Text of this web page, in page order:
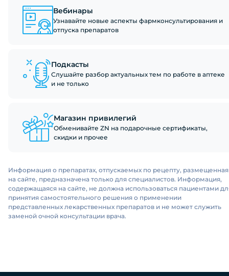
Вебинары
Узнавайте новые аспекты фармконсультирования и
отпуска препаратов
Подкасты
Слушайте разбор актуальных тем по работе в аптеке
и не только
Магазин привилегий
Обменивайте ZN на подарочные сертификаты,
скидки и прочее
Информация о препаратах, отпускаемых по рецепту, размещенная
на сайте, предназначена только для специалистов. Информация,
содержащаяся на сайте, не должна использоваться пациентами
принятия самостоятельного решения о применении
представленных лекарственных препаратов и не может служить
заменой очной консультации врача.